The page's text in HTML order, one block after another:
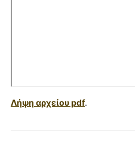
Λήψη αρχείου pdf.